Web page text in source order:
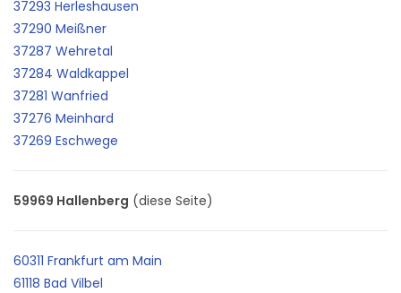
37293 Herleshausen
37290 Meißner
37287 Wehretal
37284 Waldkappel
37281 Wanfried
37276 Meinhard
37269 Eschwege
59969 Hallenberg (diese Seite)
60311 Frankfurt am Main
61118 Bad Vilbel